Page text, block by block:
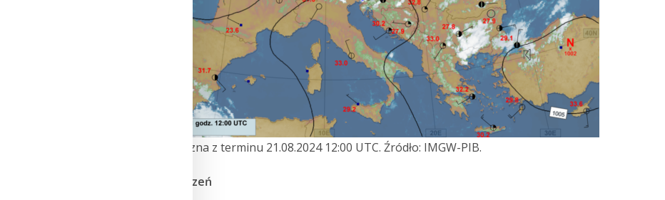
Mapa synoptyczna z terminu 21.08.2024 12:00 UTC. Źródło: IMGW-PIB.
Charakterystyka zdarzeń